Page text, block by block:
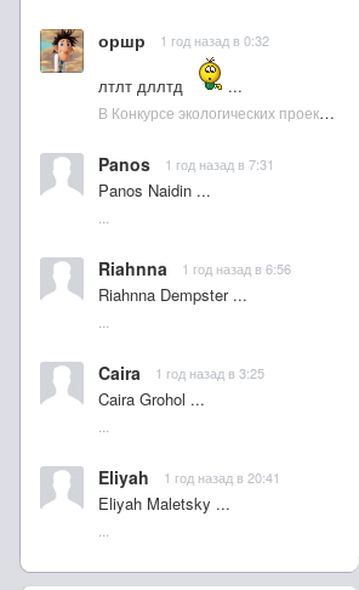
оршр 1 год назад в 0:32
лтлт дллтд
...
В Конкурсе экологических проектов в Подмосковье активно участвовала молодежь :: NewsRbk.ru...
Panos 1 год назад в 7:31
Panos Naidin ...
Riahnna 1 год назад в 6:56
Riahnna Dempster ...
Caira 1 год назад в 3:25
Caira Grohol ...
Eliyah 1 год назад в 20:41
Eliyah Maletsky ...